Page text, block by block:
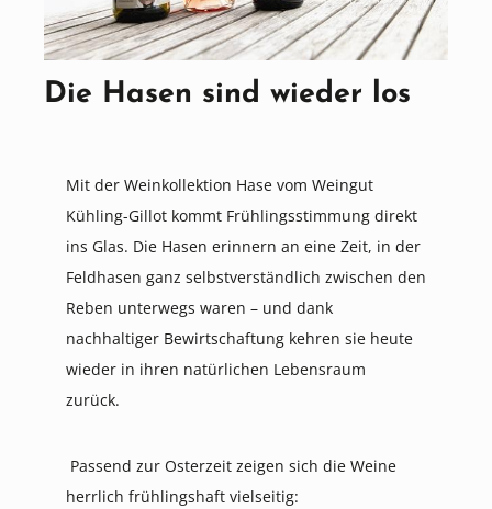
Die Hasen sind wieder los
Mit der Weinkollektion Hase vom Weingut
Kühling-Gillot kommt Frühlingsstimmung direkt
ins Glas. Die Hasen erinnern an eine Zeit, in der
Feldhasen ganz selbstverständlich zwischen den
Reben unterwegs waren – und dank
nachhaltiger Bewirtschaftung kehren sie heute
wieder in ihren natürlichen Lebensraum
zurück.
Passend zur Osterzeit zeigen sich die Weine
herrlich frühlingshaft vielseitig: